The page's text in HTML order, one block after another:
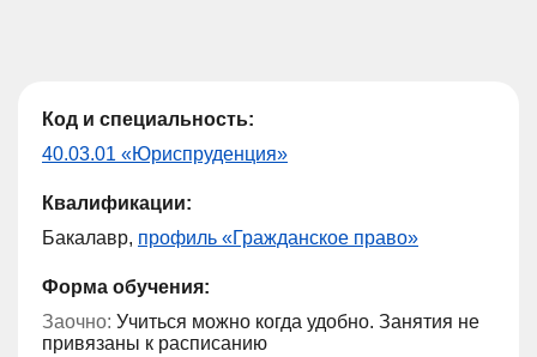
Код и специальность:
40.03.01 «Юриспруденция»
Квалификации:
Бакалавр, профиль «Гражданское право»
Форма обучения:
Заочно: Учиться можно когда удобно. Занятия не
привязаны к расписанию